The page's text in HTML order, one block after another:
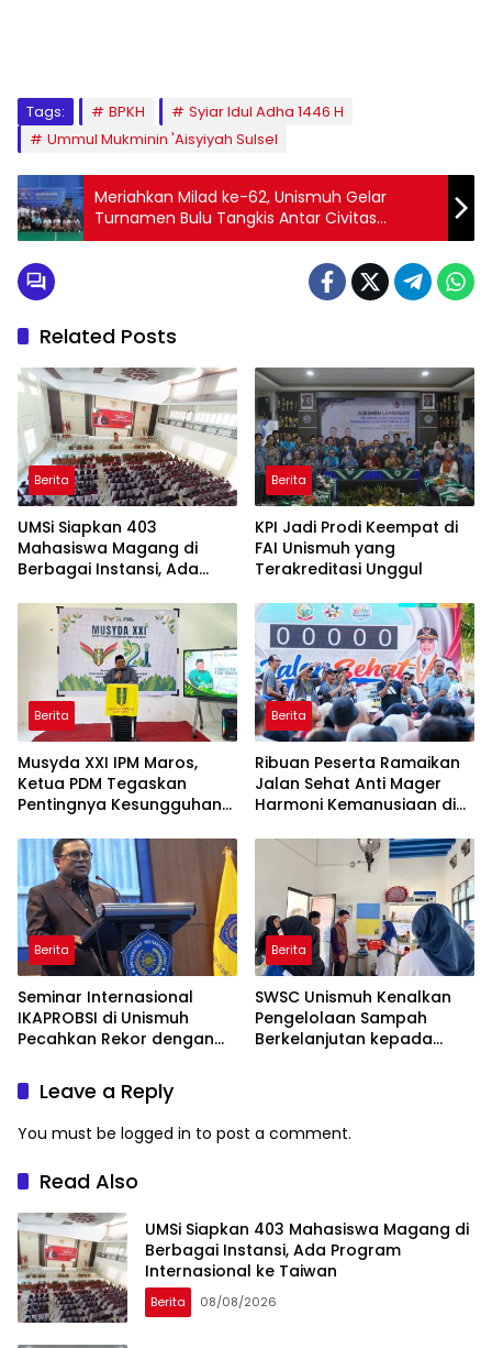
Tags: BPKH
Syiar Idul Adha 1446 H
Ummul Mukminin 'Aisyiyah Sulsel
Meriahkan Milad ke-62, Unismuh Gelar
Turnamen Bulu Tangkis Antar Civitas
Akademika
Related Posts
Berita
UMSi Siapkan 403
Mahasiswa Magang di
Berbagai Instansi, Ada
Taiwan
Berita
KPI Jadi Prodi Keempat di
FAI Unismuh yang
Terakreditasi Unggul
Berita
Musyda XXI IPM Maros,
Ketua PDM Tegaskan
Pentingnya Kesungguhan
Berita
Ribuan Peserta Ramaikan
Jalan Sehat Anti Mager
Harmoni Kemanusiaan di
Berita
Seminar Internasional
IKAPROBSI di Unismuh
Pecahkan Rekor dengan
Berita
SWSC Unismuh Kenalkan
Pengelolaan Sampah
Berkelanjutan kepada
Leave a Reply
You must be logged in to post a comment.
Read Also
UMSi Siapkan 403 Mahasiswa Magang di
Berbagai Instansi, Ada Program
Internasional ke Taiwan
Berita 08/08/2026